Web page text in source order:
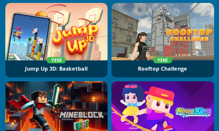
YENI
Jump Up 3D: Basketball
YENI
Rooftop Challenge